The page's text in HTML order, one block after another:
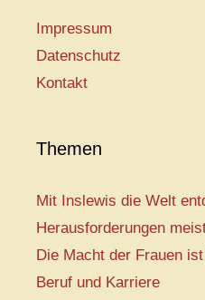
Impressum
Datenschutz
Kontakt
Themen
Mit Inslewis die Welt
Herausforderungen
Die Macht der Frauen
Beruf und Karriere